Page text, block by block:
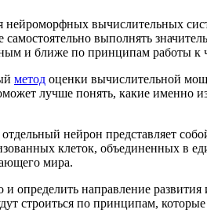
нейроморфных вычислительных
выполнять
и ближе по принципам работы к
метод оценки вычислительной
лучше понять, какие именно
нейрон представляет
клеток, объединенных в
мира.
направление развития
строиться по принципам,